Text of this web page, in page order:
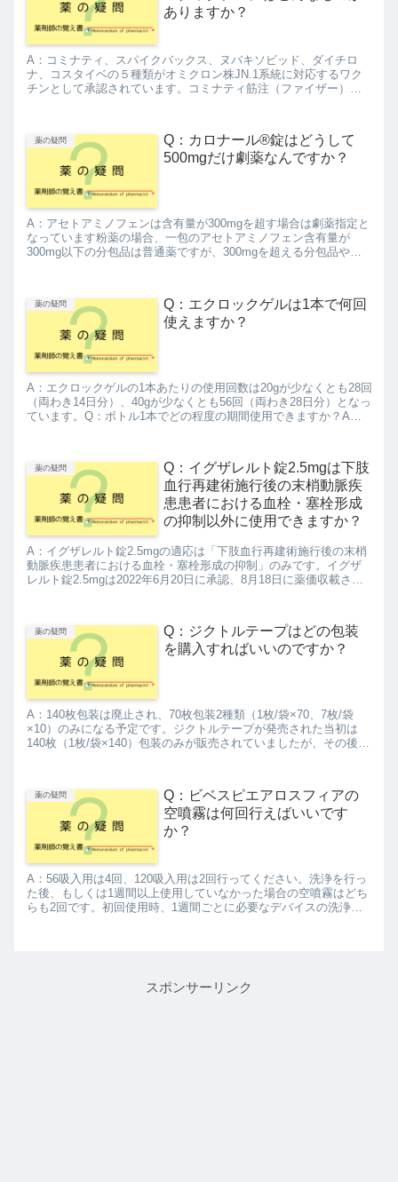
ありますか？
A：コミナティ、スパイクバックス、ヌバキソビッド、ダイチロ
ナ、コスタイベの５種類がオミクロン株JN.1系統に対応するワク
チンとして承認されています。コミナティ筋注（ファイザー）ス
薬の疑問
Q：カロナール®錠はどうして
500mgだけ劇薬なんですか？
A：アセトアミノフェンは含有量が300mgを超す場合は劇薬指定と
なっています粉薬の場合、一包のアセトアミノフェン含有量が
300mg以下の分包品は普通薬ですが、300mgを超える分包品や秤
薬の疑問
Q：エクロックゲルは1本で何回
使えますか？
A：エクロックゲルの1本あたりの使用回数は20gが少なくとも28回
（両わき14日分）、40gが少なくとも56回（両わき28日分）となっ
ています。Q：ボトル1本でどの程度の期間使用できますか？A：1
薬の疑問
Q：イグザレルト錠2.5mgは下肢
血行再建術施行後の末梢動脈疾
患患者における血栓・塞栓形成
の抑制以外に使用できますか？
A：イグザレルト錠2.5mgの適応は「下肢血行再建術施行後の末梢
動脈疾患患者における血栓・塞栓形成の抑制」のみです。イグザ
レルト錠2.5mgは2022年6月20日に承認、8月18日に薬価収載され
薬の疑問
Q：ジクトルテープはどの包装
を購入すればいいのですか？
A：140枚包装は廃止され、70枚包装2種類（1枚/袋×70、7枚/袋
×10）のみになる予定です。ジクトルテープが発売された当初は
140枚（1枚/袋×140）包装のみが販売されていましたが、その後、
薬の疑問
Q：ビベスピエアロスフィアの
空噴霧は何回行えばいいです
か？
A：56吸入用は4回、120吸入用は2回行ってください。洗浄を行っ
た後、もしくは1週間以上使用していなかった場合の空噴霧はどち
らも2回です。初回使用時、1週間ごとに必要なデバイスの洗浄
スポンサーリンク